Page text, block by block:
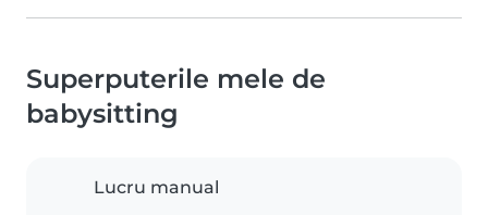
Superputerile mele de
babysitting
Lucru manual